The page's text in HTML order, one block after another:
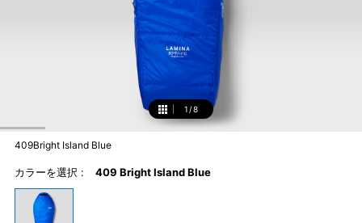
1 /8
409Bright Island Blue
カラーを選択 : 409 Bright Island Blue